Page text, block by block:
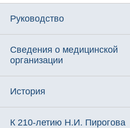
Руководство
Сведения о медицинской
организации
История
К 210-летию Н.И. Пирогова